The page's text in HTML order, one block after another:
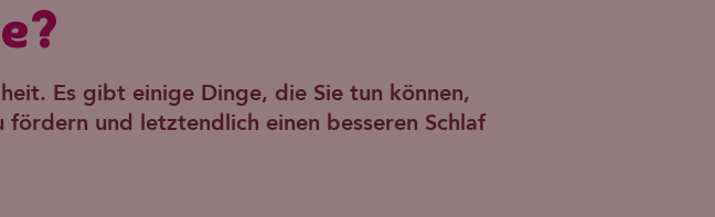
Es gibt einige Dinge, die Sie tun können,
und letztendlich einen besseren Schlaf